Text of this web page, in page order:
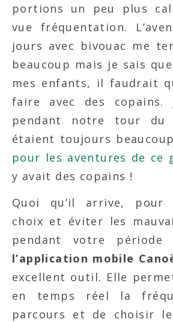
portions un peu plus
vue fréquentation.
jours avec bivouac me
beaucoup mais je sais
mes enfants, il faudrait
faire avec des copains.
pendant notre tour du
étaient toujours beaucoup
pour les aventures de ce
y avait des copains !
Quoi qu’il arrive, pour
choix et éviter les
pendant votre période
l’application mobile
excellent outil. Elle
en temps réel la
parcours et de choisir